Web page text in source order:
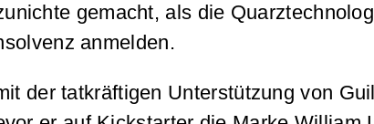
gemacht, als die
anmelden.
der tatkräftigen Unterstützung von